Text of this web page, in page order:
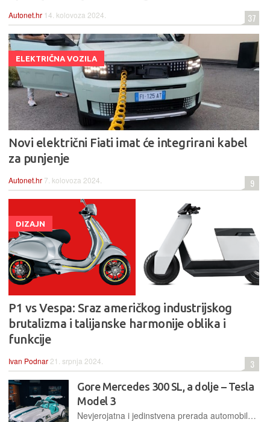
Autonet.hr 14. kolovoza 2024. 37
ELEKTRIČNA VOZILA
Novi električni Fiati imat će integrirani kabel
za punjenje
Autonet.hr 7. kolovoza 2024. 9
DIZAJN
P1 vs Vespa: Sraz američkog industrijskog
brutalizma i talijanske harmonije oblika i
funkcije
Ivan Podnar 21. srpnja 2024. 3
Gore Mercedes 300 SL, a dolje – Tesla
Model 3
Nevjerojatna i jedinstvena prerada automobila oglašena je na stranicama američkog dizajnerskog studija S Klub LA, koja spaja naizgled nespojivo: Mercedesov retro coupé s modernim Teslinim podvozjem